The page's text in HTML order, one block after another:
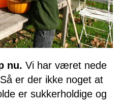
nu. Vi har været nede
er der ikke noget at
er sukkerholdige og